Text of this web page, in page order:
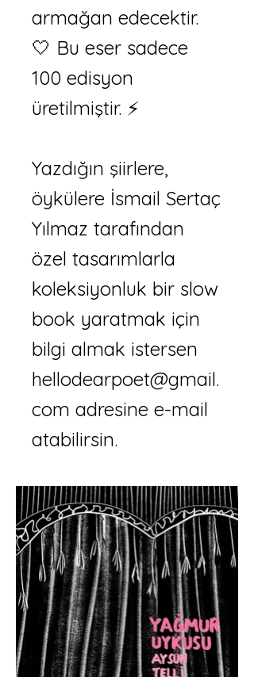
armağan edecektir.
🤍 Bu eser sadece
100 edisyon
üretilmiştir. ⚡️
Yazdığın şiirlere,
öykülere İsmail Sertaç
Yılmaz tarafından
özel tasarımlarla
koleksiyonluk bir slow
book yaratmak için
bilgi almak istersen
hellodearpoet@gmail.
com adresine e-mail
atabilirsin.